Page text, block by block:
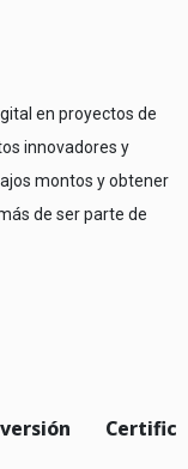
en proyectos de
innovadores y
montos y obtener
de ser parte de